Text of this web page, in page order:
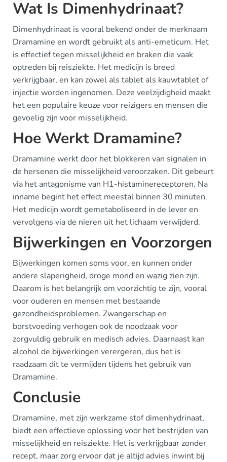
Wat Is Dimenhydrinaat?
Dimenhydrinaat is vooral bekend onder de merknaam
Dramamine en wordt gebruikt als anti-emeticum. Het
is effectief tegen misselijkheid en braken die vaak
optreden bij reisziekte. Het medicijn is breed
verkrijgbaar, en kan zowel als tablet als kauwtablet of
injectie worden ingenomen. Deze veelzijdigheid maakt
het een populaire keuze voor reizigers en mensen die
gevoelig zijn voor misselijkheid.
Hoe Werkt Dramamine?
Dramamine werkt door het blokkeren van signalen in
de hersenen die misselijkheid veroorzaken. Dit gebeurt
via het antagonisme van H1-histaminereceptoren. Na
inname begint het effect meestal binnen 30 minuten.
Het medicijn wordt gemetaboliseerd in de lever en
vervolgens via de nieren uit het lichaam verwijderd.
Bijwerkingen en Voorzorgen
Bijwerkingen komen soms voor, en kunnen onder
andere slaperigheid, droge mond en wazig zien zijn.
Daarom is het belangrijk om voorzichtig te zijn, vooral
voor ouderen en mensen met bestaande
gezondheidsproblemen. Zwangerschap en
borstvoeding verhogen ook de noodzaak voor
zorgvuldig gebruik en medisch advies. Daarnaast kan
alcohol de bijwerkingen verergeren, dus het is
raadzaam dit te vermijden tijdens het gebruik van
Dramamine.
Conclusie
Dramamine, met zijn werkzame stof dimenhydrinaat,
biedt een effectieve oplossing voor het bestrijden van
misselijkheid en reisziekte. Het is verkrijgbaar zonder
recept, maar zorg ervoor dat je altijd advies inwint bij